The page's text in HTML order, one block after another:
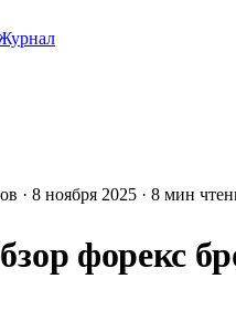
· 8 ноября 2025 · 8 мин
форекс